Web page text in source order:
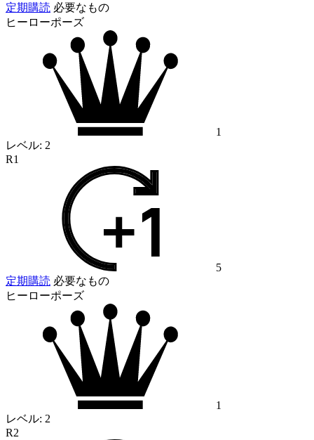
定期購読 必要なもの
ヒーローポーズ
1
レベル: 2
R1
5
定期購読 必要なもの
ヒーローポーズ
1
レベル: 2
R2